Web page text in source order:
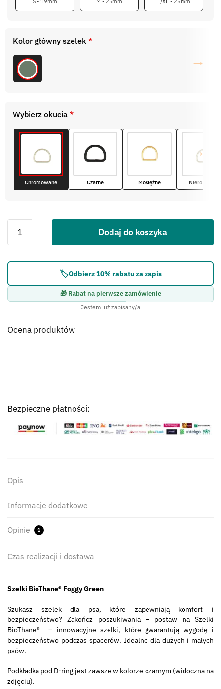
Kolor główny szelek *
Wybierz okucia *
Chromowane Czarne Mosiężne Nierdzewne
Dodaj do koszyka
🏷️Odbierz 10% rabatu za zapis
🎁 Rabat na pierwsze zamówienie
Jestem już zapisany/a
Ocena produktów
Bezpieczne płatności:
Opis
Informacje dodatkowe
Opinie 1
Czas realizacji i dostawa
Szelki BioThane® Foggy Green
Szukasz szelek dla psa, które zapewniają komfort i
bezpieczeństwo? Zakończ poszukiwania – postaw na Szelki
BioThane® – innowacyjne szelki, które gwarantują wygodę i
bezpieczeństwo podczas spacerów. Idealne dla dużych i małych
psów.
Podkładka pod D-ring jest zawsze w kolorze czarnym (widoczna na
zdjęciu).